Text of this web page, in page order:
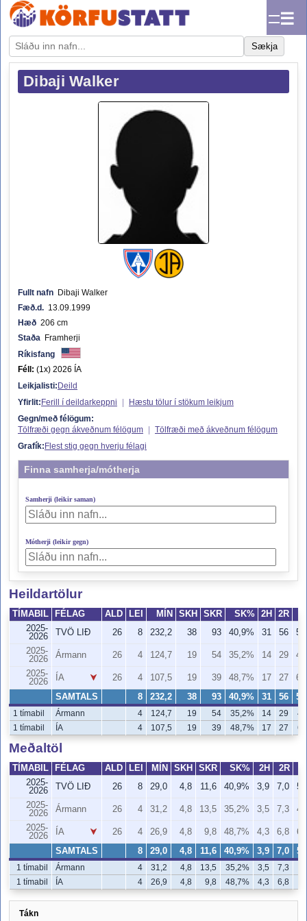
☰
Sækja
Dibaji Walker
Fullt nafn Dibaji Walker
Fæð.d. 13.09.1999
Hæð 206 cm
Staða Framherji
Ríkisfang
Féll: (1x) 2026 ÍA
Leikjalisti: Deild
Yfirlit: Ferill í deildarkeppni
Hæstu tölur í stökum leikjum
Gegn/með félögum:
Tölfræði gegn ákveðnum félögum
Tölfræði með ákveðnum félögum
Grafík: Flest stig gegn hverju félagi
Finna samherja/mótherja
Samherji (leikir saman)
Mótherji (leikir gegn)
Heildartölur
TÍMABIL FÉLAG ALD LEI MÍN SKH SKR SK% 2H 2R
2025-
2026
TVÖ LIÐ 26 8 232,2 38 93 40,9% 31 56
2025-
2026
Ármann 26 4 124,7 19 54 35,2% 14 29
2025-
2026
ÍA 26 4 107,5 19 39 48,7% 17 27
SAMTALS 8 232,2 38 93 40,9% 31 56
1 tímabil Ármann 4 124,7 19 54 35,2% 14 29
1 tímabil
ÍA 4 107,5 19 39 48,7% 17 27
Meðaltöl
TÍMABIL FÉLAG ALD LEI MÍN SKH SKR SK% 2H 2R
2025-
2026
TVÖ LIÐ 26 8 29,0 4,8 11,6 40,9% 3,9 7,0
2025-
2026
Ármann 26 4 31,2 4,8 13,5 35,2% 3,5 7,3
2025-
2026
ÍA 26 4 26,9 4,8 9,8 48,7% 4,3 6,8
SAMTALS 8 29,0 4,8 11,6 40,9% 3,9 7,0
1 tímabil Ármann 4 31,2 4,8 13,5 35,2% 3,5 7,3
1 tímabil
ÍA 4 26,9 4,8 9,8 48,7% 4,3 6,8
Tákn